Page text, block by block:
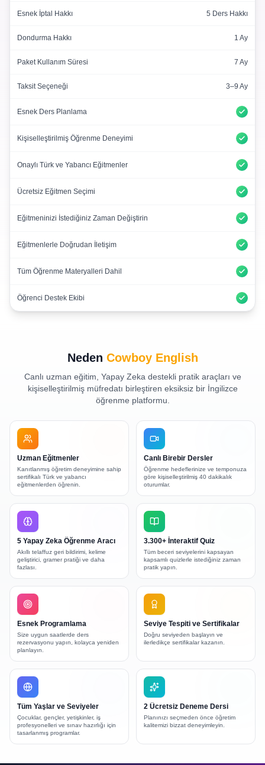
Esnek İptal Hakkı 5 Ders Hakkı
Dondurma Hakkı 1 Ay
Paket Kullanım Süresi 7 Ay
Taksit Seçeneği 3–9 Ay
Esnek Ders Planlama
Kişiselleştirilmiş Öğrenme Deneyimi
Onaylı Türk ve Yabancı Eğitmenler
Ücretsiz Eğitmen Seçimi
Eğitmeninizi İstediğiniz Zaman Değiştirin
Eğitmenlerle Doğrudan İletişim
Tüm Öğrenme Materyalleri Dahil
Öğrenci Destek Ekibi
Neden Cowboy English
Canlı uzman eğitim, Yapay Zeka destekli pratik araçları ve
kişiselleştirilmiş müfredatı birleştiren eksiksiz bir İngilizce
öğrenme platformu.
Uzman Eğitmenler
Kanıtlanmış öğretim deneyimine sahip
sertifikalı Türk ve yabancı
eğitmenlerden öğrenin.
Canlı Birebir Dersler
Öğrenme hedeflerinize ve temponuza
göre kişiselleştirilmiş 40 dakikalık
oturumlar.
5 Yapay Zeka Öğrenme Aracı
Akıllı telaffuz geri bildirimi, kelime
geliştirici, gramer pratiği ve daha
fazlası.
3.300+ İnteraktif Quiz
Tüm beceri seviyelerini kapsayan
kapsamlı quizlerle istediğiniz zaman
pratik yapın.
Esnek Programlama
Size uygun saatlerde ders
rezervasyonu yapın, kolayca yeniden
planlayın.
Seviye Tespiti ve Sertifikalar
Doğru seviyeden başlayın ve
ilerledikçe sertifikalar kazanın.
Tüm Yaşlar ve Seviyeler
Çocuklar, gençler, yetişkinler, iş
profesyonelleri ve sınav hazırlığı için
tasarlanmış programlar.
2 Ücretsiz Deneme Dersi
Planınızı seçmeden önce öğretim
kalitemizi bizzat deneyimleyin.